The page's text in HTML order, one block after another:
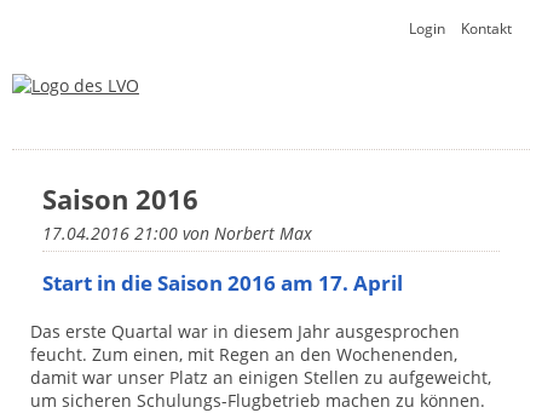
Navigation
Login Kontakt
Saison 2016
17.04.2016 21:00 von Norbert Max
Start in die Saison 2016 am 17. April
Das erste Quartal war in diesem Jahr ausgesprochen
feucht. Zum einen, mit Regen an den Wochenenden,
damit war unser Platz an einigen Stellen zu aufgeweicht,
um sicheren Schulungs-Flugbetrieb machen zu können.